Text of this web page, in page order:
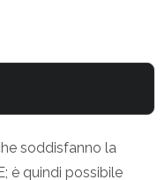
soddisfanno la
è quindi possibile